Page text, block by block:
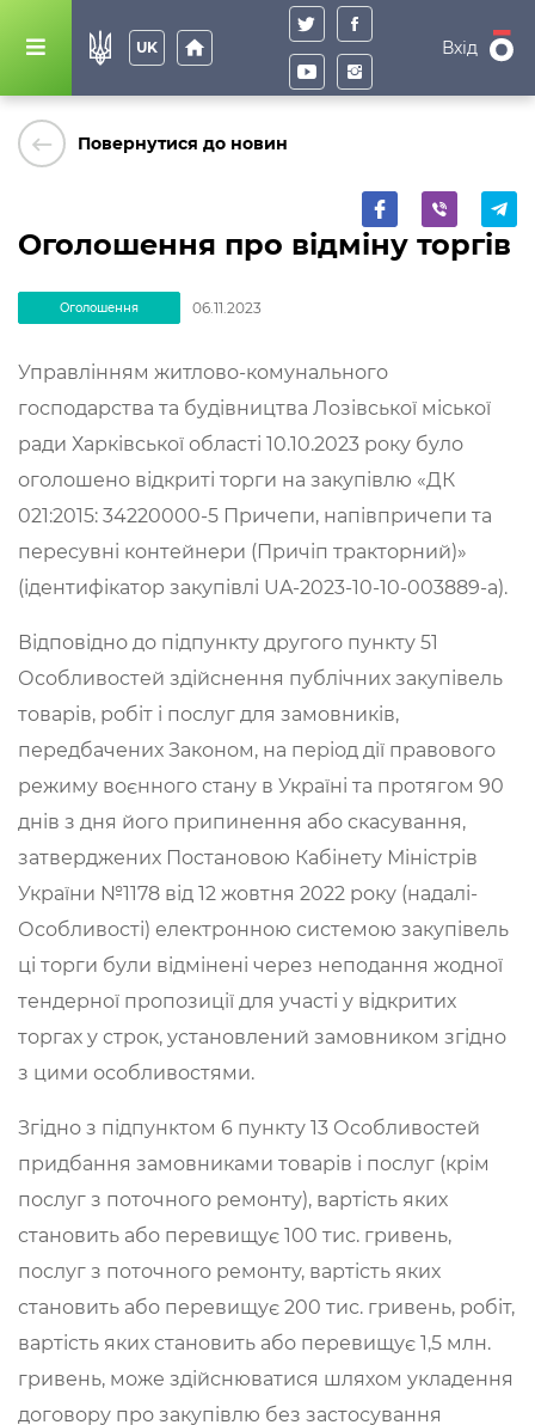
UK home Вхід
keyboard_backspace Повернутися до новин
Оголошення про відміну торгів
Оголошення 06.11.2023
Управлінням житлово-комунального
господарства та будівництва Лозівської міської
ради Харківської області 10.10.2023 року було
оголошено відкриті торги на закупівлю «ДК
021:2015: 34220000-5 Причепи, напівпричепи та
пересувні контейнери (Причіп тракторний)»
(ідентифікатор закупівлі UA-2023-10-10-003889-a).
Відповідно до підпункту другого пункту 51
Особливостей здійснення публічних закупівель
товарів, робіт і послуг для замовників,
передбачених Законом, на період дії правового
режиму воєнного стану в Україні та протягом 90
днів з дня його припинення або скасування,
затверджених Постановою Кабінету Міністрів
України №1178 від 12 жовтня 2022 року (надалі-
Особливості) електронною системою закупівель
ці торги були відмінені через неподання жодної
тендерної пропозиції для участі у відкритих
торгах у строк, установлений замовником згідно
з цими особливостями.
Згідно з підпунктом 6 пункту 13 Особливостей
придбання замовниками товарів і послуг (крім
послуг з поточного ремонту), вартість яких
становить або перевищує 100 тис. гривень,
послуг з поточного ремонту, вартість яких
становить або перевищує 200 тис. гривень, робіт,
вартість яких становить або перевищує 1,5 млн.
гривень, може здійснюватися шляхом укладення
договору про закупівлю без застосування